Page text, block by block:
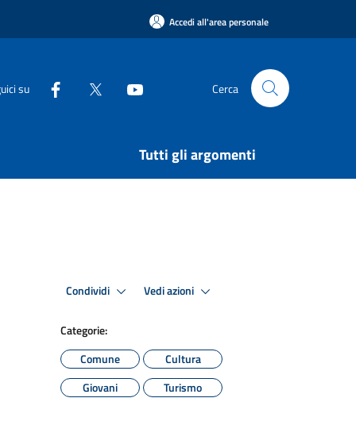
Accedi all'area personale
su Cerca
Tutti gli argomenti
Condividi Vedi azioni
Categorie:
Comune
Cultura
Giovani
Turismo